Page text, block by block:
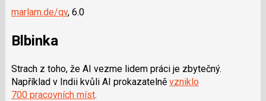
marlam.de/qv, 6.0
Blbinka
Strach z toho, že AI vezme lidem práci je zbytečný.
Například v Indii kvůli AI prokazatelně vzniklo
700 pracovních míst.